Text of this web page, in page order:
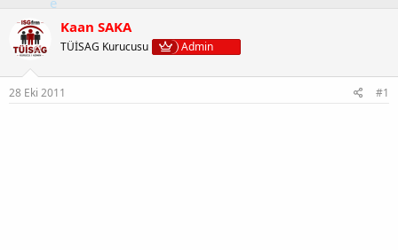
n
b
u
u
b
ş
a
Kaan SAKA
TÜİSAG Kurucusu Admin
28 Eki 2011 #1